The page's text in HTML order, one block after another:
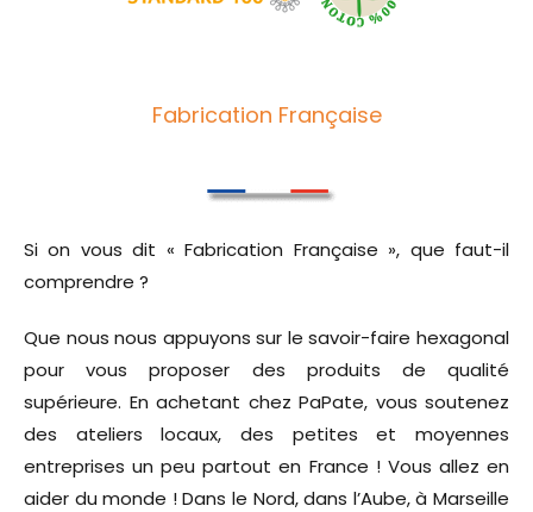
Fabrication Française
Si on vous dit « Fabrication Française », que faut-il
comprendre ?
Que nous nous appuyons sur le savoir-faire hexagonal
pour vous proposer des produits de qualité
supérieure. En achetant chez PaPate, vous soutenez
des ateliers locaux, des petites et moyennes
entreprises un peu partout en France ! Vous allez en
aider du monde ! Dans le Nord, dans l’Aube, à Marseille